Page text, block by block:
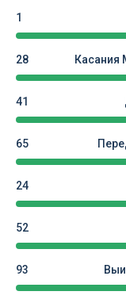
1
28 Касания
41
65
24
52
93